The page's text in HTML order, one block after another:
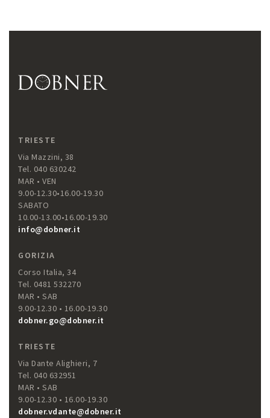
TRIESTE
Via Mazzini, 38
Tel. 040 630242
MAR • VEN
9.00-12.30•16.00-19.30
SABATO
10.00-13.00•16.00-19.30
info@dobner.it
GORIZIA
Corso Italia, 34
Tel. 0481 532270
MAR • SAB
9.00-12.30 • 16.00-19.30
dobner.go@dobner.it
TRIESTE
Via Dante Alighieri, 7
Tel. 040 632951
MAR • SAB
9.00-12.30 • 16.00-19.30
dobner.vdante@dobner.it